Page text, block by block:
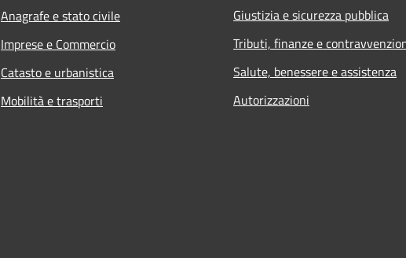
Anagrafe e stato civile
Imprese e Commercio
Catasto e urbanistica
Mobilità e trasporti
Giustizia e sicurezza pubblica
Tributi, finanze e
Salute, benessere e assistenza
Autorizzazioni